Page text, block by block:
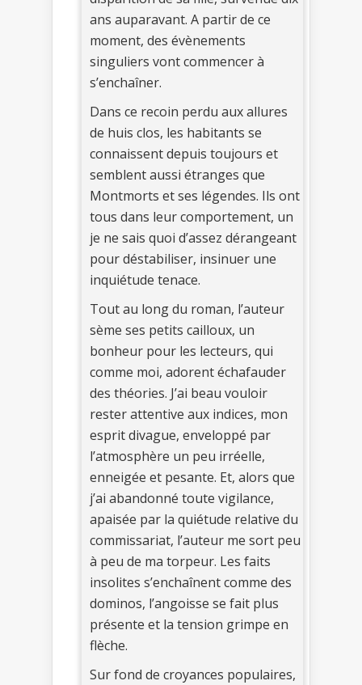
ans auparavant. A partir de ce
moment, des évènements
singuliers vont commencer à
s’enchaîner.
Dans ce recoin perdu aux allures
de huis clos, les habitants se
connaissent depuis toujours et
semblent aussi étranges que
Montmorts et ses légendes. Ils ont
tous dans leur comportement, un
je ne sais quoi d’assez dérangeant
pour déstabiliser, insinuer une
inquiétude tenace.
Tout au long du roman, l’auteur
sème ses petits cailloux, un
bonheur pour les lecteurs, qui
comme moi, adorent échafauder
des théories. J’ai beau vouloir
rester attentive aux indices, mon
esprit divague, enveloppé par
l’atmosphère un peu irréelle,
enneigée et pesante. Et, alors que
j’ai abandonné toute vigilance,
apaisée par la quiétude relative du
commissariat, l’auteur me sort peu
à peu de ma torpeur. Les faits
insolites s’enchaînent comme des
dominos, l’angoisse se fait plus
présente et la tension grimpe en
flèche.
Sur fond de croyances populaires,